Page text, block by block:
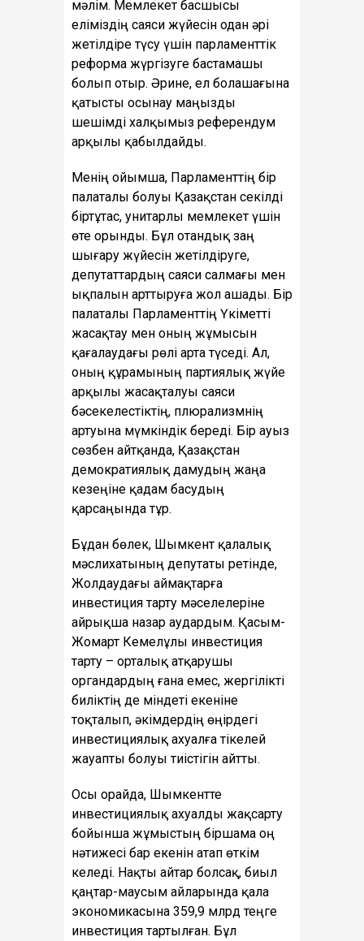
мәлім. Мемлекет басшысы
еліміздің саяси жүйесін одан әрі
жетілдіре түсу үшін парламенттік
реформа жүргізуге бастамашы
болып отыр. Әрине, ел болашағына
қатысты осынау маңызды
шешімді халқымыз референдум
арқылы қабылдайды.
Менің ойымша, Парламенттің бір
палаталы болуы Қазақстан секілді
біртұтас, унитарлы мемлекет үшін
өте орынды. Бұл отандық заң
шығару жүйесін жетілдіруге,
депутаттардың саяси салмағы мен
ықпалын арттыруға жол ашады. Бір
палаталы Парламенттің Үкіметті
жасақтау мен оның жұмысын
қағалаудағы рөлі арта түседі. Ал,
оның құрамының партиялық жүйе
арқылы жасақталуы саяси
бәсекелестіктің, плюрализмнің
артуына мүмкіндік береді. Бір ауыз
сөзбен айтқанда, Қазақстан
демократиялық дамудың жаңа
кезеңіне қадам басудың
қарсаңында тұр.
Бұдан бөлек, Шымкент қалалық
мәслихатының депутаты ретінде,
Жолдаудағы аймақтарға
инвестиция тарту мәселелеріне
айрықша назар аудардым. Қасым-
Жомарт Кемелұлы инвестиция
тарту – орталық атқарушы
органдардың ғана емес, жергілікті
биліктің де міндеті екеніне
тоқталып, әкімдердің өңірдегі
инвестициялық ахуалға тікелей
жауапты болуы тиістігін айтты.
Осы орайда, Шымкентте
инвестициялық ахуалды жақсарту
бойынша жұмыстың біршама оң
нәтижесі бар екенін атап өткім
келеді. Нақты айтар болсақ, биыл
қаңтар-маусым айларында қала
экономикасына 359,9 млрд теңге
инвестиция тартылған. Бұл